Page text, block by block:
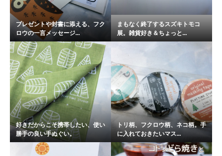
プレゼントや封書に添える、フク
ロウの一言メッセージ...
まもなく終了するスズキトモコ
展。雑貨好き＆ちょっと...
好きだからこそ携帯したい、使い
勝手の良い手ぬぐい。
トリ柄、フクロウ柄、ネコ柄。手
に入れておきたいマス...